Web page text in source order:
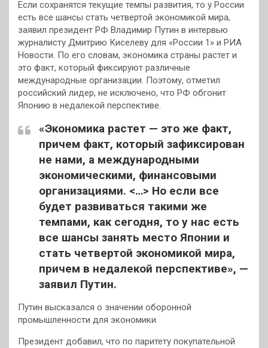
Если сохранятся текущие темпы развития, то у России
есть все шансы стать четвертой экономикой мира,
заявил президент РФ Владимир Путин в интервью
журналисту Дмитрию Киселеву для «России 1» и РИА
Новости. По его словам, экономика страны растет и
это факт, который фиксируют различные
международные организации. Поэтому, отметил
российский лидер, не исключено, что РФ обгонит
Японию в недалекой перспективе.
«Экономика растет — это же факт,
причем факт, который зафиксирован
не нами, а международными
экономическими, финансовыми
организациями. <…> Но если все
будет развиваться такими же
темпами, как сегодня, то у нас есть
все шансы занять место Японии и
стать четвертой экономикой мира,
причем в недалекой перспективе», —
заявил Путин.
Путин высказался о значении оборонной
промышленности для экономики
Президент добавил, что по паритету покупательной